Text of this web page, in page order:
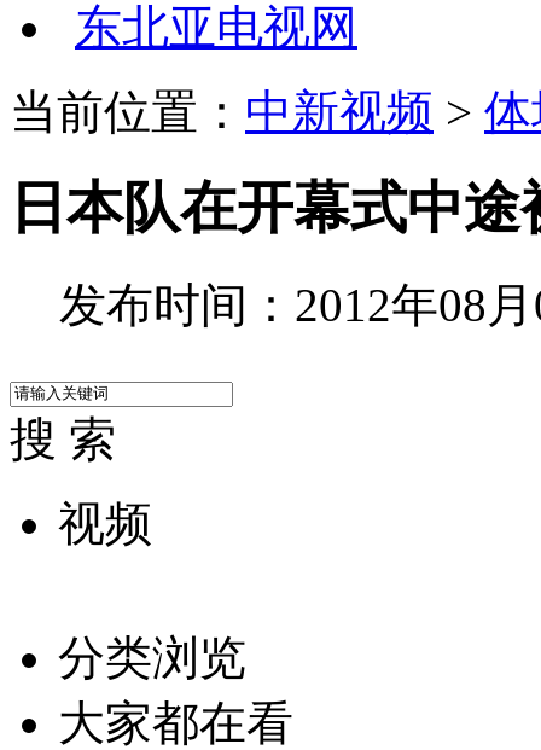
东北亚电视网
当前位置： 中新视频 >
日本队在开幕式中
发布时间：2012年08
搜 索
视频
分类浏览
大家都在看